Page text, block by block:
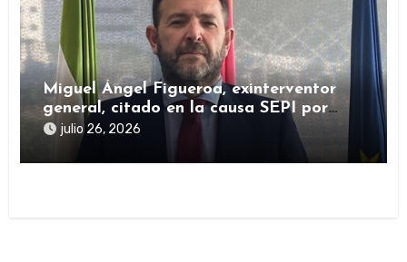
Miguel Ángel Figueroa, exinterventor
general, citado en la causa SEPI por
presuntas irregularidades en ayudas
julio 26, 2026